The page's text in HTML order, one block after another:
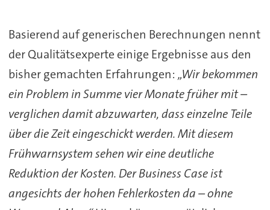
Basierend auf generischen Berechnungen nennt
der Qualitätsexperte einige Ergebnisse aus den
bisher gemachten Erfahrungen: „Wir bekommen
ein Problem in Summe vier Monate früher mit –
verglichen damit abzuwarten, dass einzelne Teile
über die Zeit eingeschickt werden. Mit diesem
Frühwarnsystem sehen wir eine deutliche
Reduktion der Kosten. Der Business Case ist
angesichts der hohen Fehlerkosten da – ohne